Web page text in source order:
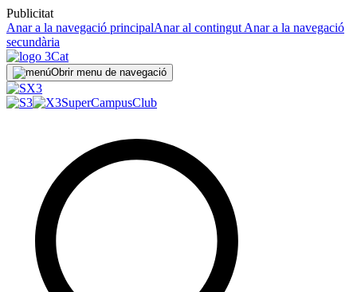
Publicitat
Anar a la navegació principalAnar al contingut Anar a la navegació
secundària
Obrir menu de navegació
SuperCampusClub